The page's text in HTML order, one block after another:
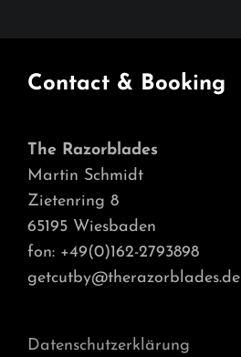
Contact & Booking
The Razorblades
Martin Schmidt
Zietenring 8
65195 Wiesbaden
fon: +49(0)162-2793898
getcutby@therazorblades.de
Datenschutzerklärung